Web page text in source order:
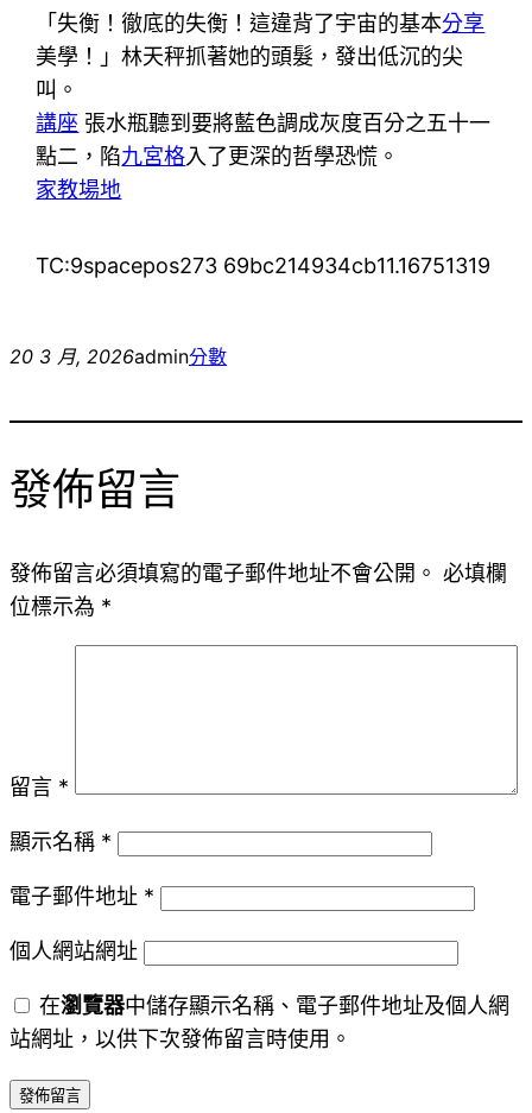
「失衡！徹底的失衡！這違背了宇宙的基本分享
美學！」林天秤抓著她的頭髮，發出低沉的尖
叫。
講座 張水瓶聽到要將藍色調成灰度百分之五十一
點二，陷九宮格入了更深的哲學恐慌。
家教場地
TC:9spacepos273 69bc214934cb11.16751319
20 3 月, 2026admin分數
發佈留言
發佈留言必須填寫的電子郵件地址不會公開。 必填欄
位標示為 *
留言 *
顯示名稱 *
電子郵件地址 *
個人網站網址
在瀏覽器中儲存顯示名稱、電子郵件地址及個人網
站網址，以供下次發佈留言時使用。